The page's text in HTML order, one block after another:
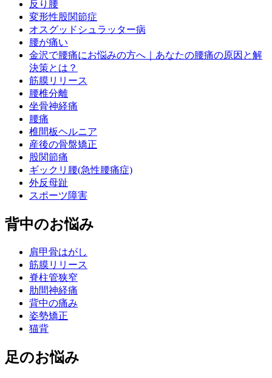
反り腰
変形性股関節症
オスグッドシュラッター病
腰が痛い
金沢で腰痛にお悩みの方へ｜あなたの腰痛の原因と解
決策とは？
筋膜リリース
腰椎分離
坐骨神経痛
腰痛
椎間板ヘルニア
産後の骨盤矯正
股関節痛
ギックリ腰(急性腰痛症)
外反母趾
スポーツ障害
背中のお悩み
肩甲骨はがし
筋膜リリース
脊柱管狭窄
肋間神経痛
背中の痛み
姿勢矯正
猫背
足のお悩み